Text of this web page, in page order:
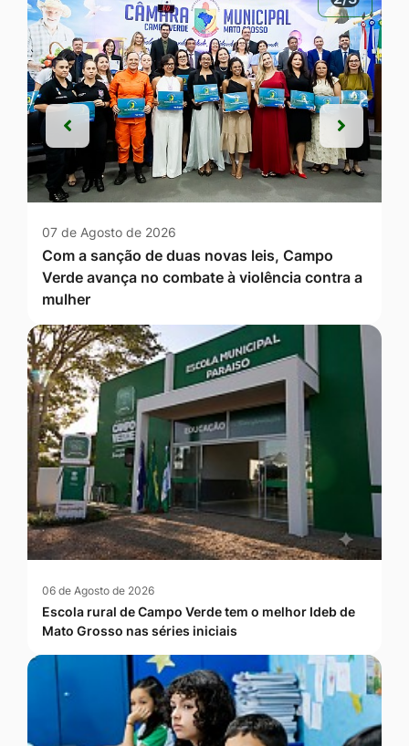
07 de Agosto de 2026
Com a sanção de duas novas leis, Campo
Verde avança no combate à violência contra a
mulher
Anterior
Anterior Próxima
06 de Agosto de 2026
Escola rural de Campo Verde tem o melhor Ideb de
Mato Grosso nas séries iniciais